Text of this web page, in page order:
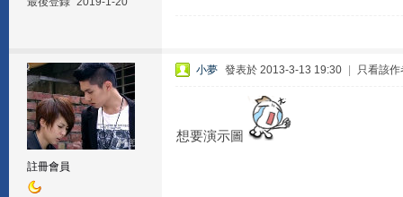
註冊會員
小夢 發表於 2013-3-13 19:30 只看該作
想要演示圖